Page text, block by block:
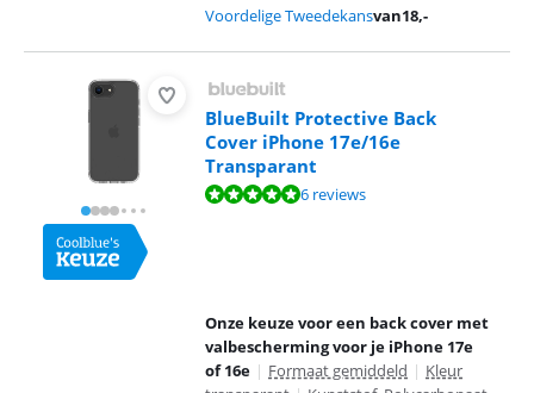
Voordelige Tweedekansvan18,-
BlueBuilt Protective Back
Cover iPhone 17e/16e
Transparant
Beoordeling is 9,6 van de 10, gebaseerd op 6 reviews.
6 reviews
Onze keuze voor een back cover met
valbescherming voor je iPhone 17e
of 16e | Formaat gemiddeld | Kleur